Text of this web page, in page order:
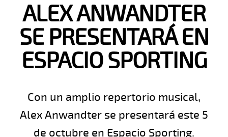
ALEX ANWANDTER
SE PRESENTARÁ EN
ESPACIO SPORTING
Con un amplio repertorio musical,
Alex Anwandter se presentará este 5
de octubre en Espacio Sporting.